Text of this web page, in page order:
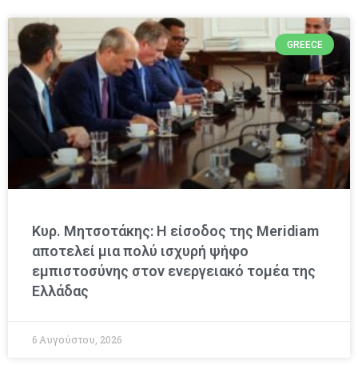
GREECE
Κυρ. Μητσοτάκης: Η είσοδος της Meridiam
αποτελεί μια πολύ ισχυρή ψήφο
εμπιστοσύνης στον ενεργειακό τομέα της
Ελλάδας
6 Αυγούστου, 2026